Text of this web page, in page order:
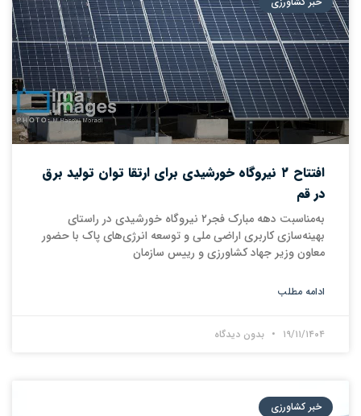
افتتاح ۲ نیروگاه خورشیدی برای ارتقا توان تولید برق
در قم
به‌مناسبت دهه مبارک فجر۲ نیروگاه خورشیدی در راستای
بهینه‌سازی کاربری اراضی ملی و توسعه انرژی‌های پاک با حضور
معاون وزیر جهاد کشاورزی و رییس سازمان
ادامه مطلب
۱۹/۱۱/۱۴۰۴ بدون دیدگاه
خبر کشاورزی